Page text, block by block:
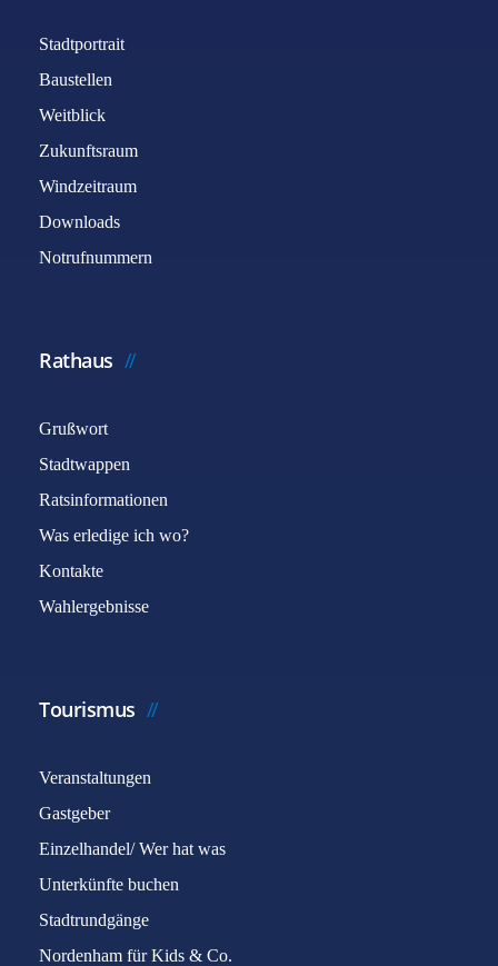
Stadtportrait
Baustellen
Weitblick
Zukunftsraum
Windzeitraum
Downloads
Notrufnummern
Rathaus
Grußwort
Stadtwappen
Ratsinformationen
Was erledige ich wo?
Kontakte
Wahlergebnisse
Tourismus
Veranstaltungen
Gastgeber
Einzelhandel/ Wer hat was
Unterkünfte buchen
Stadtrundgänge
Nordenham für Kids & Co.